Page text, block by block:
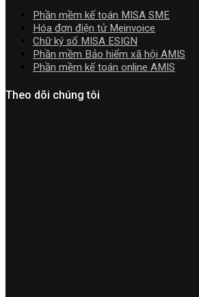
Phần mềm kế toán MISA SME
Hóa đơn điện tử Meinvoice
Chữ ký số MISA ESIGN
Phần mềm Bảo hiểm xã hội AMIS
Phần mềm kế toán online AMIS
Theo dõi chúng tôi